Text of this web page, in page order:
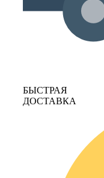
БЫСТРАЯ
ДОСТАВКА